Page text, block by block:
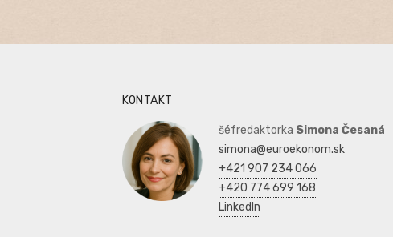
KONTAKT
šéfredaktorka Simona Česaná
simona@euroekonom.sk
+421 907 234 066
+420 774 699 168
LinkedIn